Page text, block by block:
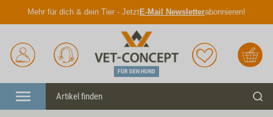
Mehr für dich & dein Tier - JetztE-Mail Newsletterabonnieren!
Anmelden
Unser
Service
FÜR DEN HUND
Merkliste Warenkorb
Menü